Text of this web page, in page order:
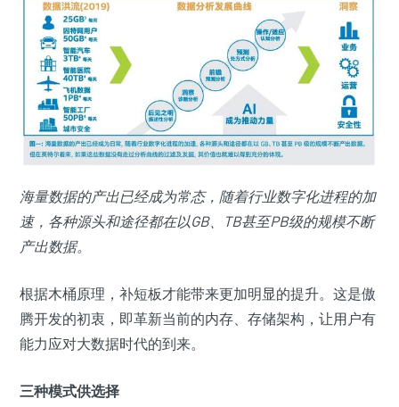
海量数据的产出已经成为常态，随着行业数字化进程的加
速，各种源头和途径都在以GB、TB甚至PB级的规模不断
产出数据。
根据木桶原理，补短板才能带来更加明显的提升。这是傲
腾开发的初衷，即革新当前的内存、存储架构，让用户有
能力应对大数据时代的到来。
三种模式供选择